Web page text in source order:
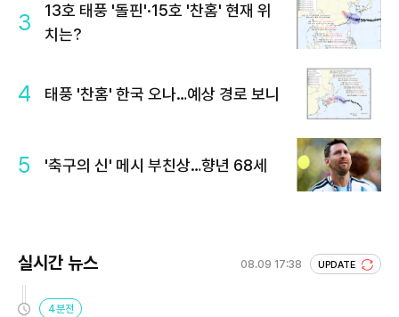
3
13호 태풍 '돌핀'·15호 '찬홈' 현재 위
치는?
4 태풍 '찬홈' 한국 오나…예상 경로 보니
5 '축구의 신' 메시 부친상…향년 68세
실시간 뉴스 08.09 17:38 UPDATE
4분전